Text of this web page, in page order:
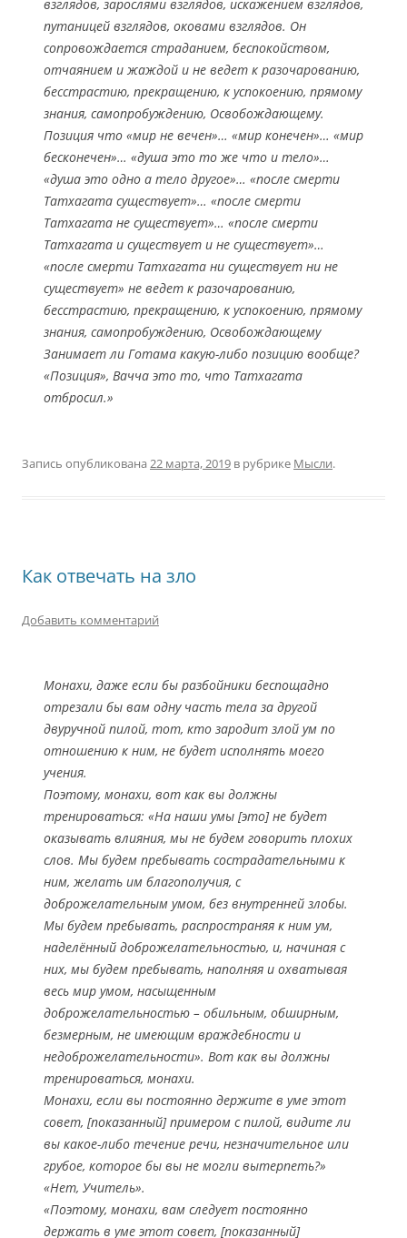
взглядов, зарослями взглядов, искажением взглядов,
путаницей взглядов, оковами взглядов. Он
сопровождается страданием, беспокойством,
отчаянием и жаждой и не ведет к разочарованию,
бесстрастию, прекращению, к успокоению, прямому
знания, самопробуждению, Освобождающему.
Позиция что «мир не вечен»… «мир конечен»… «мир
бесконечен»… «душа это то же что и тело»…
«душа это одно а тело другое»… «после смерти
Татхагата существует»… «после смерти
Татхагата не существует»… «после смерти
Татхагата и существует и не существует»…
«после смерти Татхагата ни существует ни не
существует» не ведет к разочарованию,
бесстрастию, прекращению, к успокоению, прямому
знания, самопробуждению, Освобождающему
Занимает ли Готама какую-либо позицию вообще?
«Позиция», Вачча это то, что Татхагата
отбросил.»
Запись опубликована 22 марта, 2019 в рубрике Мысли.
Как отвечать на зло
Добавить комментарий
Монахи, даже если бы разбойники беспощадно
отрезали бы вам одну часть тела за другой
двуручной пилой, тот, кто зародит злой ум по
отношению к ним, не будет исполнять моего
учения.
Поэтому, монахи, вот как вы должны
тренироваться: «На наши умы [это] не будет
оказывать влияния, мы не будем говорить плохих
слов. Мы будем пребывать сострадательными к
ним, желать им благополучия, с
доброжелательным умом, без внутренней злобы.
Мы будем пребывать, распространяя к ним ум,
наделённый доброжелательностью, и, начиная с
них, мы будем пребывать, наполняя и охватывая
весь мир умом, насыщенным
доброжелательностью – обильным, обширным,
безмерным, не имеющим враждебности и
недоброжелательности». Вот как вы должны
тренироваться, монахи.
Монахи, если вы постоянно держите в уме этот
совет, [показанный] примером с пилой, видите ли
вы какое-либо течение речи, незначительное или
грубое, которое бы вы не могли вытерпеть?»
«Нет, Учитель».
«Поэтому, монахи, вам следует постоянно
держать в уме этот совет, [показанный]